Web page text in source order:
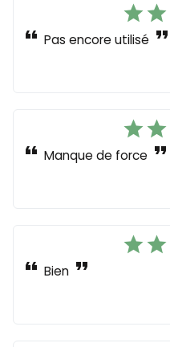
star star
format_quote Pas encore utilisé format_quote
star star
format_quote Manque de force format_quote
star star
format_quote Bien format_quote